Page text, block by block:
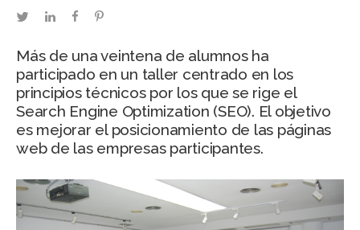
twitterlinkedinfacebookpinterest
Más de una veintena de alumnos ha
participado en un taller centrado en los
principios técnicos por los que se rige el
Search Engine Optimization (SEO). El objetivo
es mejorar el posicionamiento de las páginas
web de las empresas participantes.